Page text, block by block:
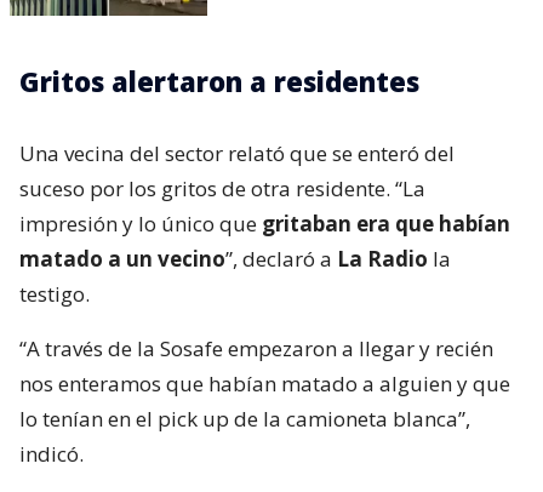
Gritos alertaron a residentes
Una vecina del sector relató que se enteró del
suceso por los gritos de otra residente. “La
impresión y lo único que gritaban era que habían
matado a un vecino”, declaró a La Radio la
testigo.
“A través de la Sosafe empezaron a llegar y recién
nos enteramos que habían matado a alguien y que
lo tenían en el pick up de la camioneta blanca”,
indicó.